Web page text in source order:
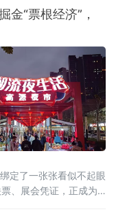
网接入服务、信息服
看作是我国主动对接
快速扩容的
金“票根经济”，
定了一张张看似不起眼
、展会凭证，正成为